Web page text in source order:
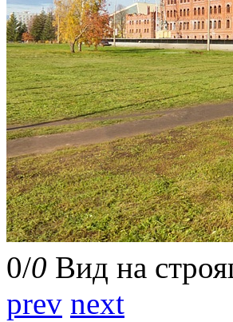
0/0 Вид на
prev next